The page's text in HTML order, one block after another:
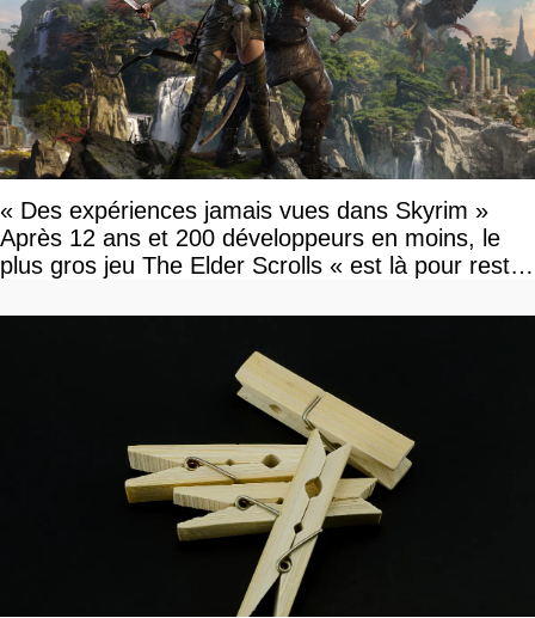
« Des expériences jamais vues dans Skyrim »
Après 12 ans et 200 développeurs en moins, le
plus gros jeu The Elder Scrolls « est là pour rester